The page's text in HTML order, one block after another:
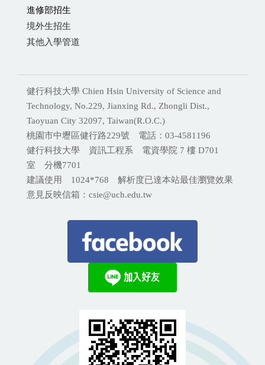
進修部招生
境外生招生
其他入學管道
健行科技大學 Chien Hsin University of Science and
Technology, No.229, Jianxing Rd., Zhongli Dist.,
Taoyuan City 32097, Taiwan(R.O.C.)
桃園市中壢區健行路229號 電話：03-4581196
健行科技大學 資訊工程系 電資學院 7 樓 D701
室 分機7701
建議使用 1024*768 解析度已達本站最佳瀏覽效果
意見反映信箱：csie@uch.edu.tw